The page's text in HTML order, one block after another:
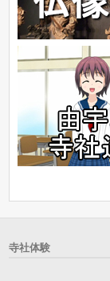
寺社体験